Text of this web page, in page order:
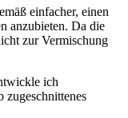
einfacher, einen
anzubieten. Da die
zur Vermischung
ich
zugeschnittenes